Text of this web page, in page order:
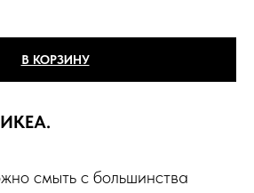
В КОРЗИНУ
ИКЕА.
смыть с большинства